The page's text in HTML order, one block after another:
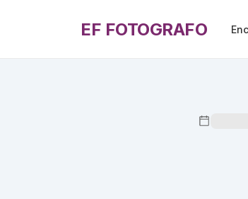
EF FOTOGRAFO